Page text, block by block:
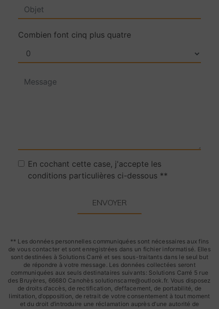
Combien font cinq plus quatre
En cochant cette case, j'accepte les
conditions particulières ci-dessous **
ENVOYER
** Les données personnelles communiquées sont nécessaires aux fins
de vous contacter et sont enregistrées dans un fichier informatisé. Elles
sont destinées à Solutions Carré et ses sous-traitants dans le seul but
de répondre à votre message. Les données collectées seront
communiquées aux seuls destinataires suivants: Solutions Carré 5 rue
des Bruyères, 66680 Canohès solutionscarre@outlook.fr. Vous disposez
de droits d’accès, de rectification, d’effacement, de portabilité, de
limitation, d’opposition, de retrait de votre consentement à tout moment
et du droit d’introduire une réclamation auprès d’une autorité de